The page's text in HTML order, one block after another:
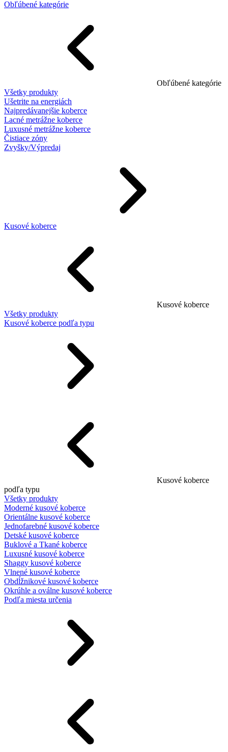
Obľúbené kategórie
Obľúbené kategórie
Všetky produkty
Ušetrite na energiách
Najpredávanejšie koberce
Lacné metrážne koberce
Luxusné metrážne koberce
Čistiace zóny
Zvyšky/Výpredaj
Kusové koberce
Kusové koberce
Všetky produkty
Kusové koberce podľa typu
Kusové koberce
podľa typu
Všetky produkty
Moderné kusové koberce
Orientálne kusové koberce
Jednofarebné kusové koberce
Detské kusové koberce
Buklové a Tkané koberce
Luxusné kusové koberce
Shaggy kusové koberce
Vlnené kusové koberce
Obdĺžnikové kusové koberce
Okrúhle a oválne kusové koberce
Podľa miesta určenia